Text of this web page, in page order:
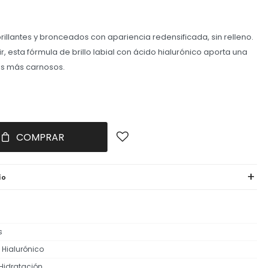
y bronceados con apariencia redensificada, sin relleno.
esta fórmula de brillo labial con ácido hialurónico aporta una
más carnosos.
COMPRAR